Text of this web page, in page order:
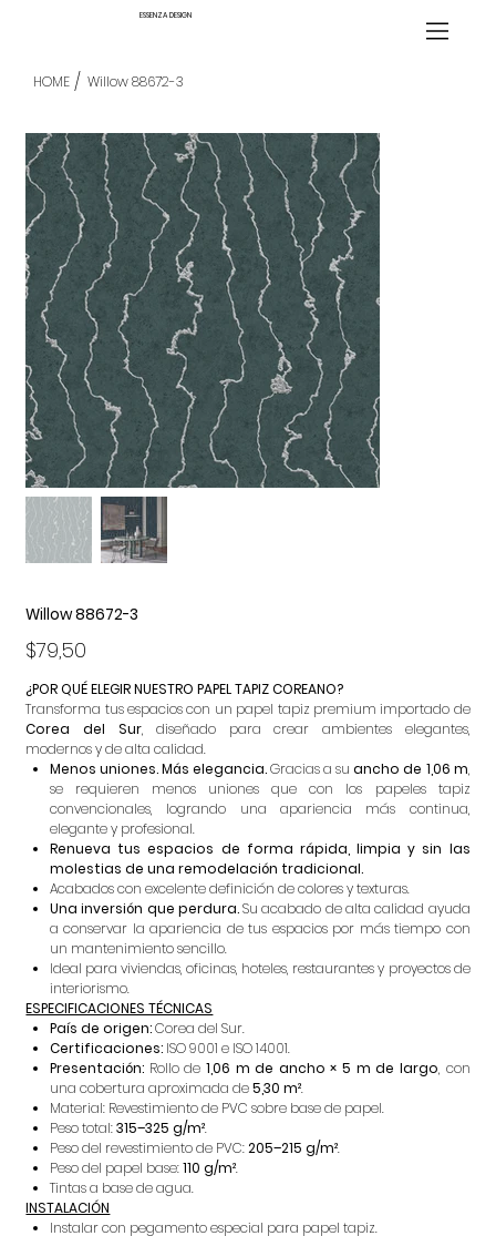
ESSENZA DESIGN
HOME / Willow 88672-3
Willow 88672-3
Precio
$79,50
¿POR QUÉ ELEGIR NUESTRO PAPEL TAPIZ COREANO?
Transforma tus espacios con un papel tapiz premium importado de
Corea del Sur, diseñado para crear ambientes elegantes,
modernos y de alta calidad.
Menos uniones. Más elegancia.Gracias a suancho de 1,06 m,
se requieren menos uniones que con los papeles tapiz
convencionales, logrando una apariencia más continua,
elegante y profesional.
Renueva tus espacios de forma rápida, limpia y sin las
molestias de una remodelación tradicional.
Acabados con excelente definición de colores y texturas.
Una inversión que perdura.Su acabado de alta calidad ayuda
a conservar la apariencia de tus espacios por más tiempo con
un mantenimiento sencillo.
Ideal para viviendas, oficinas, hoteles, restaurantes y proyectos de
interiorismo.
ESPECIFICACIONES TÉCNICAS
País de origen:Corea del Sur.
Certificaciones: ISO 9001 e ISO 14001.
Presentación: Rollo de 1,06 m de ancho × 5 m de largo, con
una cobertura aproximada de5,30 m².
Material: Revestimiento de PVC sobre base de papel.
Peso total:315–325 g/m².
Peso del revestimiento de PVC:205–215 g/m².
Peso del papel base:110 g/m².
Tintas a base de agua.
INSTALACIÓN
Instalar con pegamento especial para papel tapiz.